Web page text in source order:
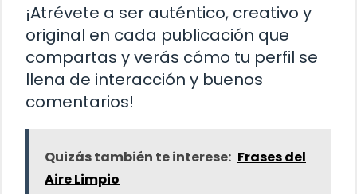
¡Atrévete a ser auténtico, creativo y
original en cada publicación que
compartas y verás cómo tu perfil se
llena de interacción y buenos
comentarios!
Quizás también te interese: Frases del
Aire Limpio